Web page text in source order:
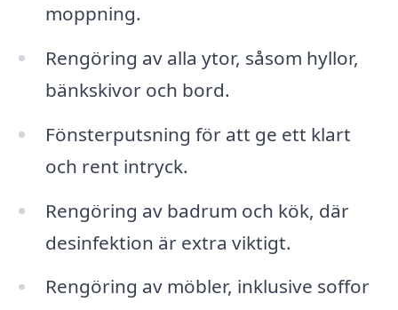
moppning.
Rengöring av alla ytor, såsom hyllor,
bänkskivor och bord.
Fönsterputsning för att ge ett klart
och rent intryck.
Rengöring av badrum och kök, där
desinfektion är extra viktigt.
Rengöring av möbler, inklusive soffor